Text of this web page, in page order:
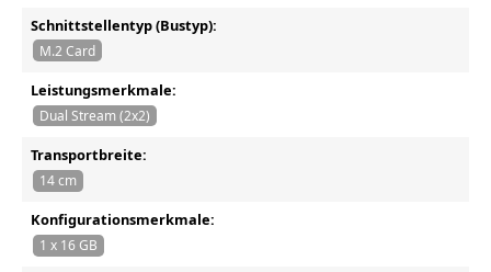
Schnittstellentyp (Bustyp):
M.2 Card
Leistungsmerkmale:
Dual Stream (2x2)
Transportbreite:
14 cm
Konfigurationsmerkmale:
1 x 16 GB